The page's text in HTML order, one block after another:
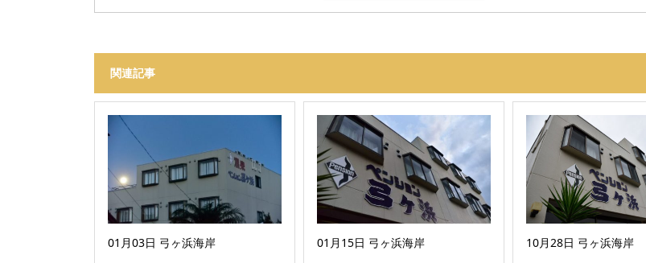
関連記事
01月03日 弓ヶ浜海岸 01月15日 弓ヶ浜海岸 10月28日 弓ヶ浜海岸